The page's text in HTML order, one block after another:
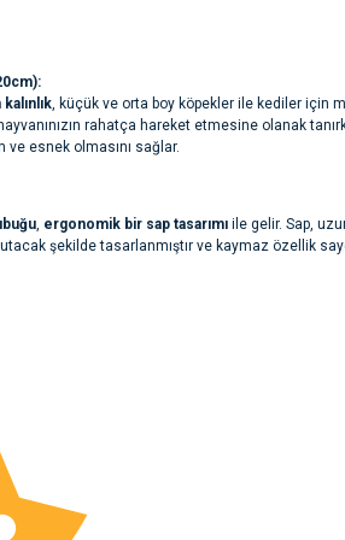
, küçük ve orta boy köpekler ile kediler için
rahatça hareket etmesine olanak
esnek olmasını sağlar.
, ergonomik bir sap tasarımı ile gelir. Sap,
şekilde tasarlanmıştır ve kaymaz özellik
veya kedinizin rahatça hareket etmesine olanak
sağlar. Çubuğun uzunluğu, geniş alanlarda ve
gezdirmenizi sağlar. Hem kediler hem de
bulunuyor.
daha pahalı.
olmalı.